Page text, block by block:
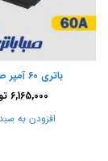
باتری 60 آمپر صبا باتری
6,165,000
افزودن به